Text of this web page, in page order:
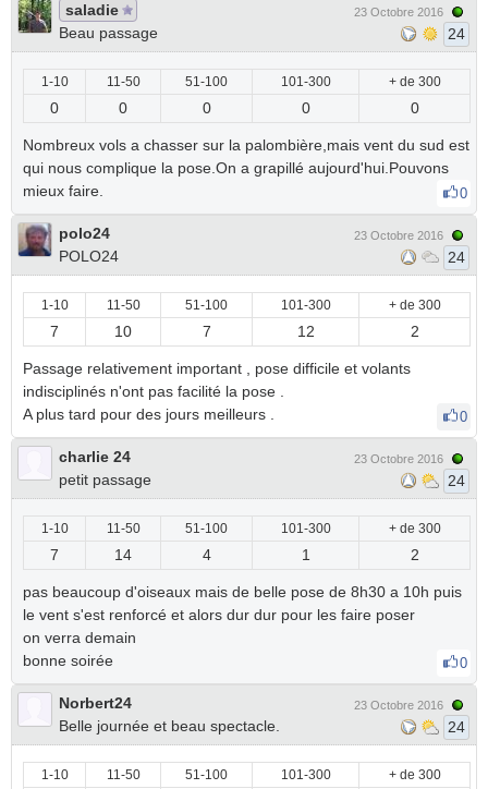
saladie
Beau passage
23 Octobre 2016
24
1-10 11-50 51-100 101-300 + de 300
0 0 0 0 0
Nombreux vols a chasser sur la palombière,mais vent du sud est
qui nous complique la pose.On a grapillé aujourd'hui.Pouvons
mieux faire.
0
polo24
POLO24
23 Octobre 2016
24
1-10 11-50 51-100 101-300 + de 300
7 10 7 12 2
Passage relativement important , pose difficile et volants
indisciplinés n'ont pas facilité la pose .
A plus tard pour des jours meilleurs .
0
charlie 24
petit passage
23 Octobre 2016
24
1-10 11-50 51-100 101-300 + de 300
7 14 4 1 2
pas beaucoup d'oiseaux mais de belle pose de 8h30 a 10h puis
le vent s'est renforcé et alors dur dur pour les faire poser
on verra demain
bonne soirée
0
Norbert24
Belle journée et beau spectacle.
23 Octobre 2016
24
1-10 11-50 51-100 101-300 + de 300